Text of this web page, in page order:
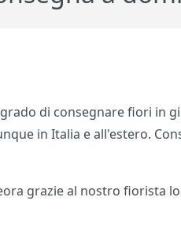
di consegnare fiori in
in Italia e all'estero.
grazie al nostro fiorista